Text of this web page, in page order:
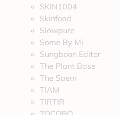
SKIN1004
Skinfood
Slowpure
Some By Mi
Sungboon Editor
The Plant Base
The Saem
TIAM
TIRTIR